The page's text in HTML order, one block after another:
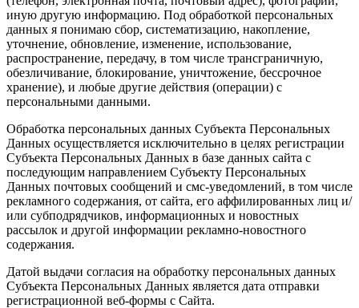
иную другую информацию. Под обработкой персональных
данных я понимаю сбор, систематизацию, накопление,
уточнение, обновление, изменение, использование,
распространение, передачу, в том числе трансграничную,
обезличивание, блокирование, уничтожение, бессрочное
хранение), и любые другие действия (операции) с
персональными данными.
Обработка персональных данных Субъекта Персональных
Данных осуществляется исключительно в целях регистрации
Субъекта Персональных Данных в базе данных сайта с
последующим направлением Субъекту Персональных
Данных почтовых сообщений и смс-уведомлений, в том числе
рекламного содержания, от сайта, его аффилированных лиц и/
или субподрядчиков, информационных и новостных
рассылок и другой информации рекламно-новостного
содержания.
Датой выдачи согласия на обработку персональных данных
Субъекта Персональных Данных является дата отправки
регистрационной веб-формы с Сайта.